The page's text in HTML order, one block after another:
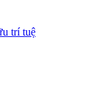
trí tuệ